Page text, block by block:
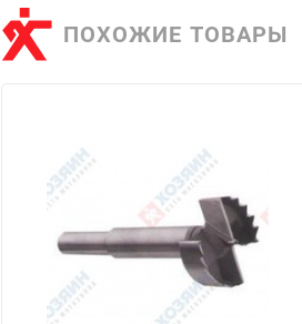
ПОХОЖИЕ ТОВАРЫ